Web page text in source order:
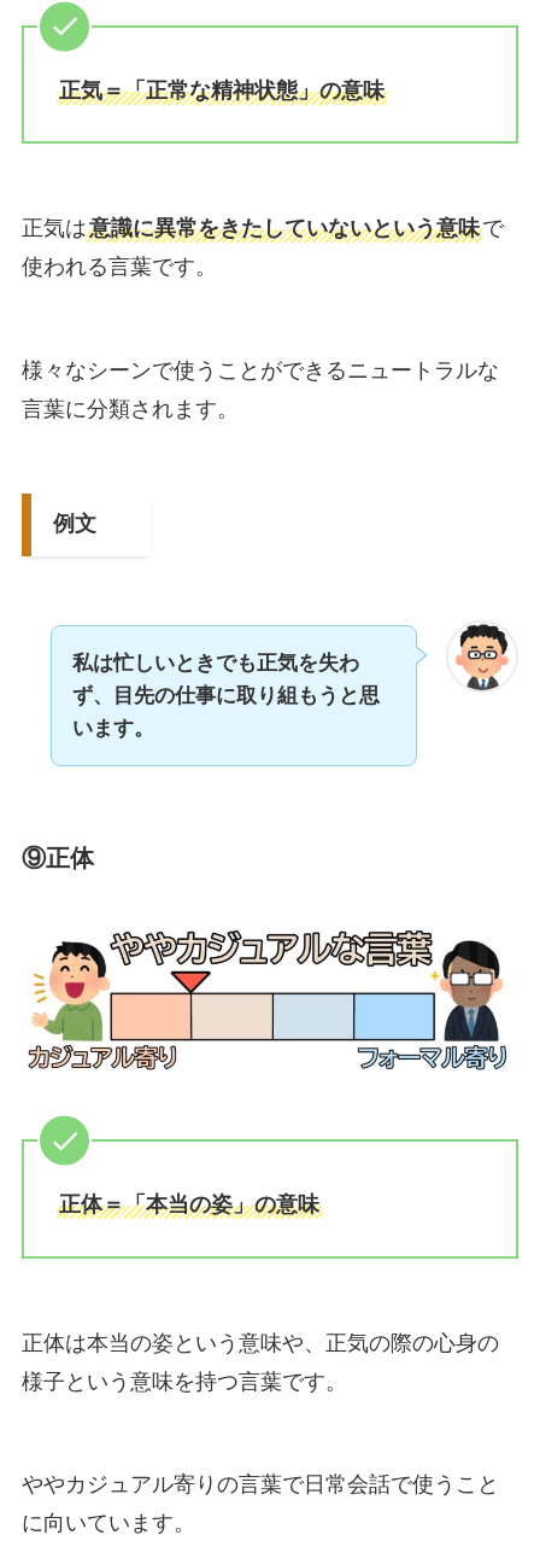
正気＝「正常な精神状態」の意味
正気は意識に異常をきたしていないという意味で
使われる言葉です。
様々なシーンで使うことができるニュートラルな
言葉に分類されます。
例文
私は忙しいときでも正気を失わ
ず、
目先の仕事に取り組もうと思
います。
⑨正体
正体＝「本当の姿」の意味
正体は本当の姿という意味や、正気の際の心身の
様子という意味を持つ言葉です。
ややカジュアル寄りの言葉で日常会話で使うこと
に向いています。